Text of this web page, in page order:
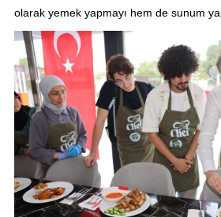
olarak yemek yapmayı hem de sunum